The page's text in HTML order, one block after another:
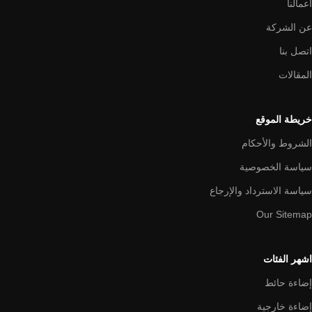
اعمالنا
عن الشركة
اتصل بنا
المقالات
خريطة الموقع
الشروط والأحكام
سياسة الخصوصية
سياسة الاسترداد والإرجاع
Our Sitemap
اشهر الفئات
إضاءة حائط
إضاءة خارجية